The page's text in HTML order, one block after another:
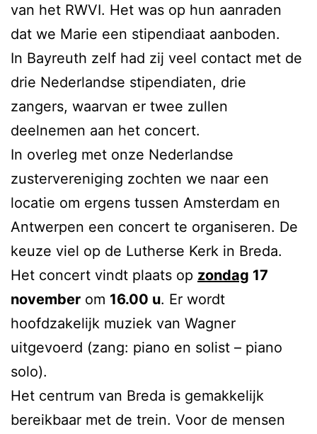
van het RWVI. Het was op hun aanraden
dat we Marie een stipendiaat aanboden.
In Bayreuth zelf had zij veel contact met de
drie Nederlandse stipendiaten, drie
zangers, waarvan er twee zullen
deelnemen aan het concert.
In overleg met onze Nederlandse
zustervereniging zochten we naar een
locatie om ergens tussen Amsterdam en
Antwerpen een concert te organiseren. De
keuze viel op de Lutherse Kerk in Breda.
Het concert vindt plaats op zondag 17
november om 16.00 u. Er wordt
hoofdzakelijk muziek van Wagner
uitgevoerd (zang: piano en solist – piano
solo).
Het centrum van Breda is gemakkelijk
bereikbaar met de trein. Voor de mensen